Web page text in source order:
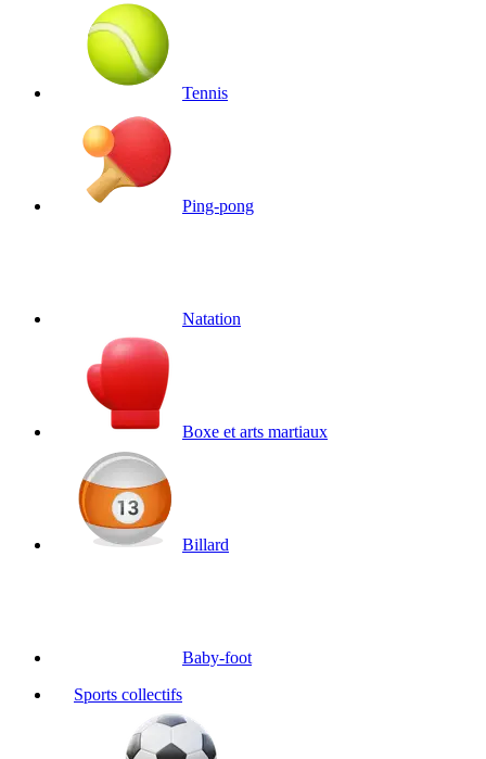
Tennis
Ping-pong
Natation
Boxe et arts martiaux
Billard
Baby-foot
Sports collectifs